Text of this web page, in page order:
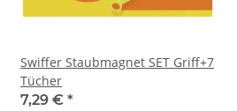
Swiffer Staubmagnet SET Griff+7
Tücher
7,29 € *